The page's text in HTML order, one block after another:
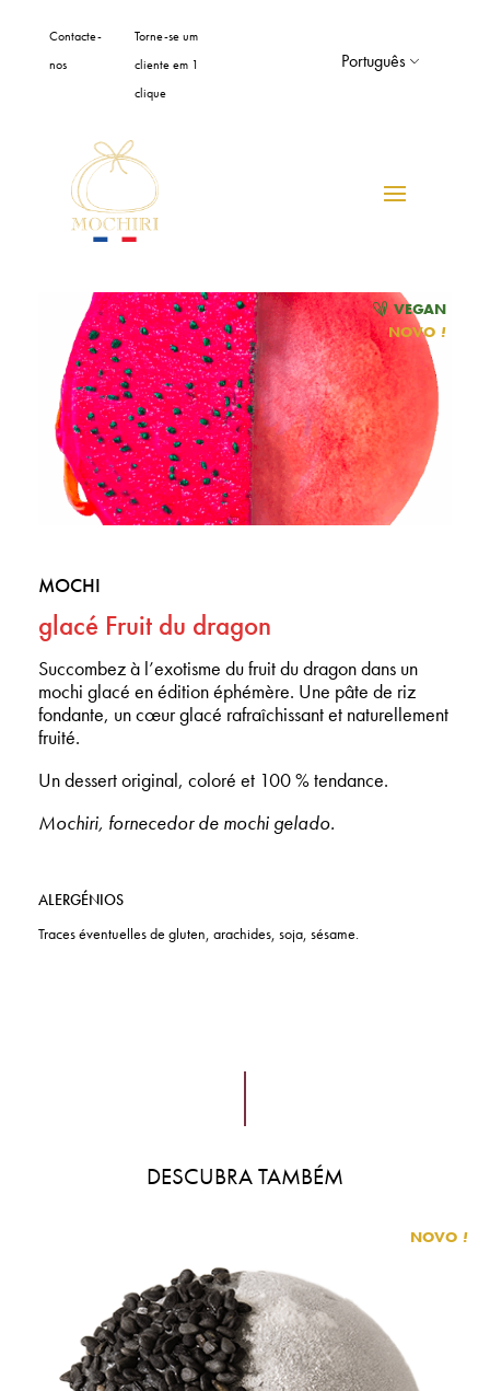
Contacte-
nos
Torne-se um
cliente em 1
clique
Português
VEGAN
NOVO
MOCHI
glacé Fruit du dragon
Succombez à l’exotisme du fruit du dragon dans un
mochi glacé en édition éphémère. Une pâte de riz
fondante, un cœur glacé rafraîchissant et naturellement
fruité.
Un dessert original, coloré et 100 % tendance.
Mochiri, fornecedor de mochi gelado.
ALERGÉNIOS
Traces éventuelles de gluten, arachides, soja, sésame.
DESCUBRA TAMBÉM
NOVO